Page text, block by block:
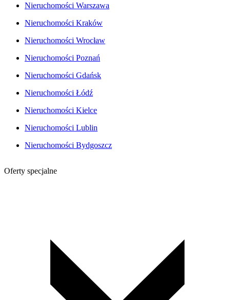
Nieruchomości Warszawa
Nieruchomości Kraków
Nieruchomości Wrocław
Nieruchomości Poznań
Nieruchomości Gdańsk
Nieruchomości Łódź
Nieruchomości Kielce
Nieruchomości Lublin
Nieruchomości Bydgoszcz
Oferty specjalne